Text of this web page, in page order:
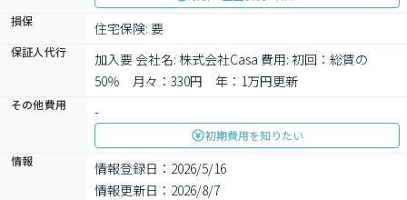
損保
住宅保険: 要
保証人代行
加入要 会社名: 株式会社Casa 費用: 初回：総賃の
50％　月々：330円　年：1万円更新
その他費用 -
初期費用を知りたい
情報
情報登録日：2026/5/16
情報更新日：2026/8/7